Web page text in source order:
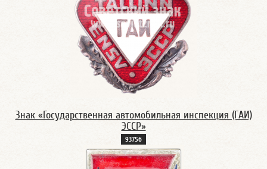
Знак «Государственная автомобильная инспекция (ГАИ)
ЭССР»
9375б